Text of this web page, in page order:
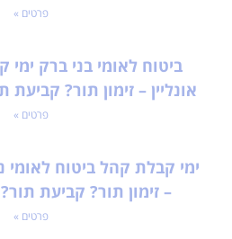
פרטים »
ביטוח לאומי בני ברק
אונליין – זימון תור?
פרטים »
ימי קבלת קהל ביטוח לאומי
– זימון תור? קביעת
פרטים »